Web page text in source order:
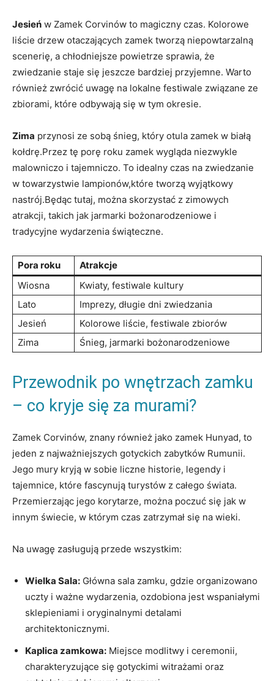
Jesień w Zamek Corvinów to magiczny czas. Kolorowe
liście drzew otaczających zamek tworzą niepowtarzalną
scenerię, a chłodniejsze powietrze sprawia, że
zwiedzanie staje się jeszcze bardziej przyjemne. Warto
również zwrócić uwagę na lokalne festiwale związane ze
zbiorami, które odbywają się w tym okresie.
Zima przynosi ze sobą śnieg, który otula zamek w białą
kołdrę.Przez tę porę roku zamek wygląda niezwykle
malowniczo i tajemniczo. To idealny czas na zwiedzanie
w towarzystwie lampionów,które tworzą wyjątkowy
nastrój.Będąc tutaj, można skorzystać z zimowych
atrakcji, takich jak jarmarki bożonarodzeniowe i
tradycyjne wydarzenia świąteczne.
Pora roku
Atrakcje
Wiosna
Kwiaty, festiwale kultury
Lato
Imprezy, długie dni zwiedzania
Jesień
Kolorowe liście, festiwale zbiorów
Zima
Śnieg, jarmarki bożonarodzeniowe
Przewodnik po wnętrzach zamku
– co kryje się za murami?
Zamek Corvinów, znany również jako zamek Hunyad, to
jeden z najważniejszych gotyckich zabytków Rumunii.
Jego mury kryją w sobie liczne historie, legendy i
tajemnice, które fascynują turystów z całego świata.
Przemierzając jego korytarze, można poczuć się jak w
innym świecie, w którym czas zatrzymał się na wieki.
Na uwagę zasługują przede wszystkim:
Wielka Sala: Główna sala zamku, gdzie organizowano
uczty i ważne wydarzenia, ozdobiona jest wspaniałymi
sklepieniami i oryginalnymi detalami
architektonicznymi.
Kaplica zamkowa: Miejsce modlitwy i ceremonii,
charakteryzujące się gotyckimi witrażami oraz